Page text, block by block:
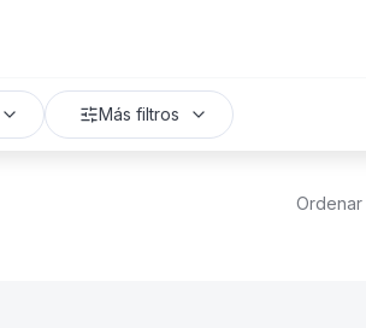
Más filtros
Ordenar